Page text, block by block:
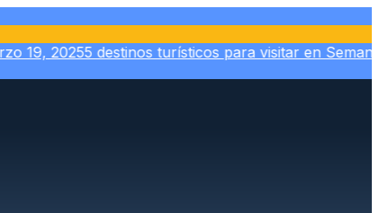
20255 destinos turísticos para visitar en Semana